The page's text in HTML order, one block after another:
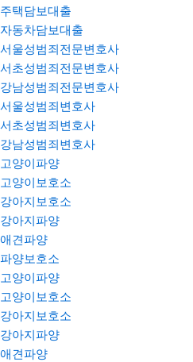
주택담보대출
자동차담보대출
서울성범죄전문변호사
서초성범죄전문변호사
강남성범죄전문변호사
서울성범죄변호사
서초성범죄변호사
강남성범죄변호사
고양이파양
고양이보호소
강아지보호소
강아지파양
애견파양
파양보호소
고양이파양
고양이보호소
강아지보호소
강아지파양
애견파양